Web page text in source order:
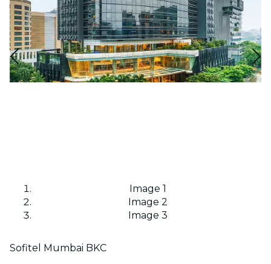
Image 1
Image 2
Image 3
Sofitel Mumbai BKC